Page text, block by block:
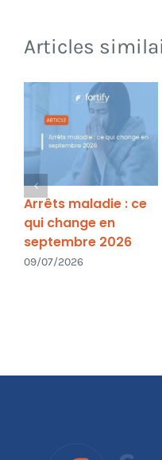
Articles
Arrêts maladie : ce
qui change en
septembre 2026
09/07/2026